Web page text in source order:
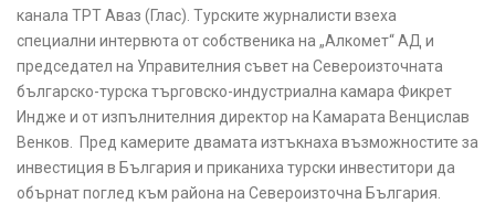
канала ТРТ Аваз (Глас). Турските журналисти взеха
специални интервюта от собственика на „Алкомет“ АД и
председател на Управителния съвет на Североизточната
българско-турска търговско-индустриална камара Фикрет
Индже и от изпълнителния директор на Камарата Венцислав
Венков. Пред камерите двамата изтъкнаха възможностите за
инвестиция в България и приканиха турски инвеститори да
обърнат поглед към района на Североизточна България.